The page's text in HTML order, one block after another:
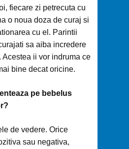
fiecare zi petrecuta cu
o noua doza de curaj si
cu el. Parintii
sa aiba incredere
Acestea ii vor indruma ce
bine decat oricine.
pe bebelus
de vedere. Orice
sau negativa,